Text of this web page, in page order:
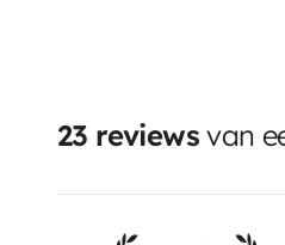
23 reviews van